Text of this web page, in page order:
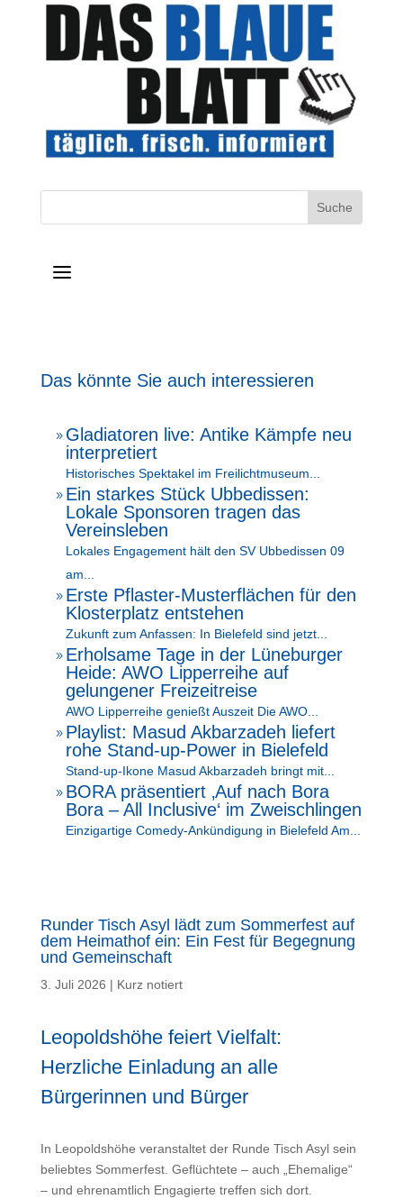
a
Das könnte Sie auch interessieren
9 Gladiatoren live: Antike Kämpfe neu
interpretiert
Historisches Spektakel im Freilichtmuseum...
9 Ein starkes Stück Ubbedissen:
Lokale Sponsoren tragen das
Vereinsleben
Lokales Engagement hält den SV Ubbedissen 09
am...
9 Erste Pflaster-Musterflächen für den
Klosterplatz entstehen
Zukunft zum Anfassen: In Bielefeld sind jetzt...
9 Erholsame Tage in der Lüneburger
Heide: AWO Lipperreihe auf
gelungener Freizeitreise
AWO Lipperreihe genießt Auszeit Die AWO...
9 Playlist: Masud Akbarzadeh liefert
rohe Stand-up-Power in Bielefeld
Stand-up-Ikone Masud Akbarzadeh bringt mit...
9 BORA präsentiert ‚Auf nach Bora
Bora – All Inclusive‘ im Zweischlingen
Einzigartige Comedy-Ankündigung in Bielefeld Am...
Runder Tisch Asyl lädt zum Sommerfest auf
dem Heimathof ein: Ein Fest für Begegnung
und Gemeinschaft
3. Juli 2026 | Kurz notiert
Leopoldshöhe feiert Vielfalt:
Herzliche Einladung an alle
Bürgerinnen und Bürger
In Leopoldshöhe veranstaltet der Runde Tisch Asyl sein
beliebtes Sommerfest. Geflüchtete – auch „Ehemalige“
– und ehrenamtlich Engagierte treffen sich dort.